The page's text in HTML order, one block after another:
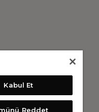
Kabul Et
Reddet